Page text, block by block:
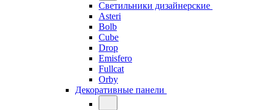
Светильники дизайнерские
Asteri
Bolb
Cube
Drop
Emisfero
Fullcat
Orby
Декоративные панели